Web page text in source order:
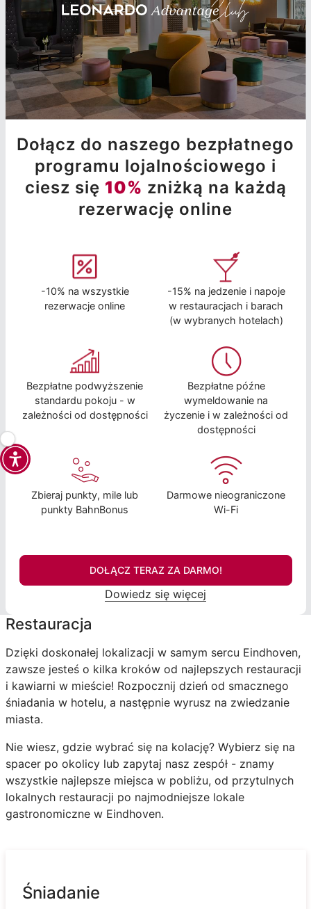
Dołącz do naszego bezpłatnego
programu lojalnościowego i
ciesz się 10% zniżką na każdą
rezerwację online
-10% na wszystkie
rezerwacje online
-15% na jedzenie i napoje
w restauracjach i barach
(w wybranych hotelach)
Bezpłatne podwyższenie
standardu pokoju - w
zależności od dostępności
Bezpłatne późne
wymeldowanie na
życzenie i w zależności od
dostępności
Zbieraj punkty, mile lub
punkty BahnBonus
Darmowe nieograniczone
Wi-Fi
DOŁĄCZ TERAZ ZA DARMO!
Dowiedz się więcej
Restauracja
Dzięki doskonałej lokalizacji w samym sercu Eindhoven,
zawsze jesteś o kilka kroków od najlepszych restauracji
i kawiarni w mieście! Rozpocznij dzień od smacznego
śniadania w hotelu, a następnie wyrusz na zwiedzanie
miasta.
Nie wiesz, gdzie wybrać się na kolację? Wybierz się na
spacer po okolicy lub zapytaj nasz zespół - znamy
wszystkie najlepsze miejsca w pobliżu, od przytulnych
lokalnych restauracji po najmodniejsze lokale
gastronomiczne w Eindhoven.
Śniadanie